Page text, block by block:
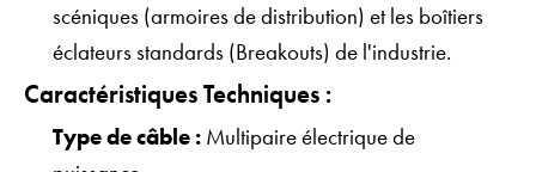
scéniques (armoires de distribution) et les boîtiers
éclateurs standards (Breakouts) de l'industrie.
Caractéristiques Techniques :
Type de câble :Multipaire électrique de